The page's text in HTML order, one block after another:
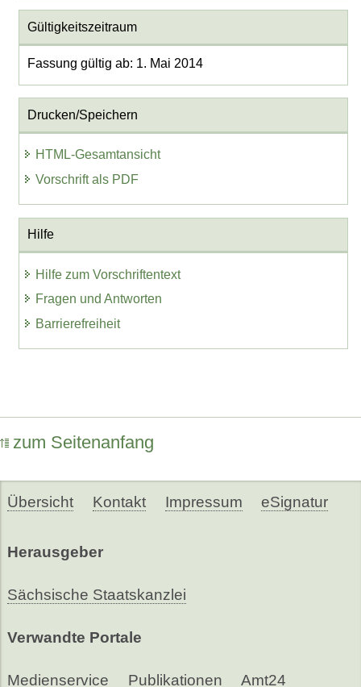
Gültigkeitszeitraum
Fassung gültig ab: 1. Mai 2014
Drucken/Speichern
HTML-Gesamtansicht
Vorschrift als PDF
Hilfe
Hilfe zum Vorschriftentext
Fragen und Antworten
Barrierefreiheit
zum Seitenanfang
Übersicht Kontakt Impressum eSignatur
Herausgeber
Sächsische Staatskanzlei
Verwandte Portale
Medienservice Publikationen Amt24